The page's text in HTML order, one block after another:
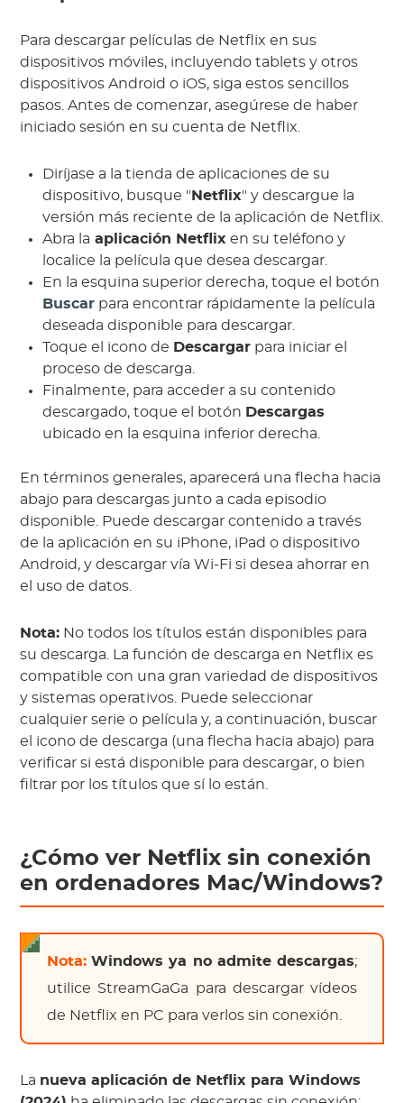
Para descargar películas de Netflix en sus
dispositivos móviles, incluyendo tablets y otros
dispositivos Android o iOS, siga estos sencillos
pasos. Antes de comenzar, asegúrese de haber
iniciado sesión en su cuenta de Netflix.
Diríjase a la tienda de aplicaciones de su
dispositivo, busque " Netflix" y descargue la
versión más reciente de la aplicación de Netflix.
Abra la aplicación Netflix en su teléfono y
localice la película que desea descargar.
En la esquina superior derecha, toque el botón
Buscar para encontrar rápidamente la película
deseada disponible para descargar.
Toque el icono de Descargar para iniciar el
proceso de descarga.
Finalmente, para acceder a su contenido
descargado, toque el botón Descargas
ubicado en la esquina inferior derecha.
En términos generales, aparecerá una flecha hacia
abajo para descargas junto a cada episodio
disponible. Puede descargar contenido a través
de la aplicación en su iPhone, iPad o dispositivo
Android, y descargar vía Wi-Fi si desea ahorrar en
el uso de datos.
Nota: No todos los títulos están disponibles para
su descarga. La función de descarga en Netflix es
compatible con una gran variedad de dispositivos
y sistemas operativos. Puede seleccionar
cualquier serie o película y, a continuación, buscar
el icono de descarga (una flecha hacia abajo) para
verificar si está disponible para descargar, o bien
filtrar por los títulos que sí lo están.
¿Cómo ver Netflix sin conexión
en ordenadores Mac/Windows?
Nota: Windows ya no admite descargas;
utilice StreamGaGa para descargar vídeos
de Netflix en PC para verlos sin conexión.
La nueva aplicación de Netflix para Windows